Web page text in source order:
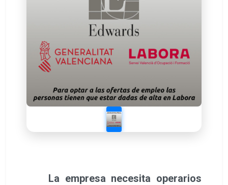
La empresa necesita operarios